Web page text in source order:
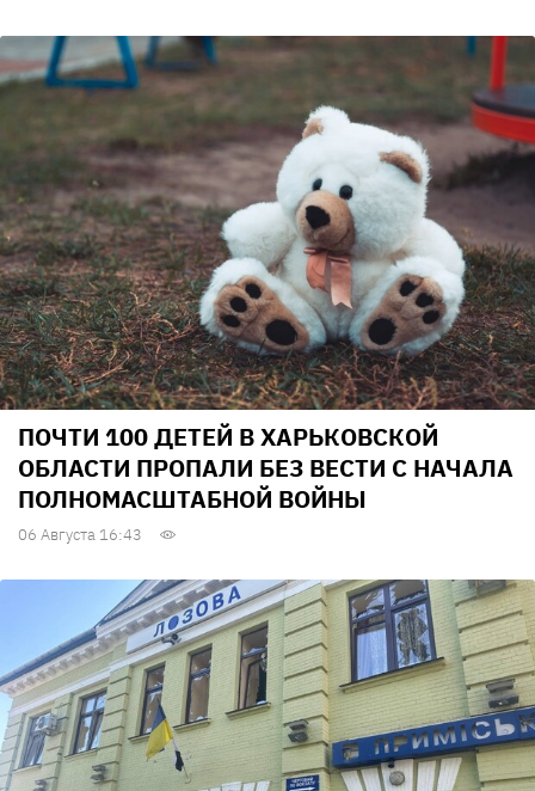
ПОЧТИ 100 ДЕТЕЙ В ХАРЬКОВСКОЙ
ОБЛАСТИ ПРОПАЛИ БЕЗ ВЕСТИ С НАЧАЛА
ПОЛНОМАСШТАБНОЙ ВОЙНЫ
06 Августа 16:43